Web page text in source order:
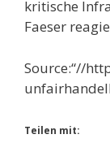
kritische
Faeser
Source:“//
Teilen mit: